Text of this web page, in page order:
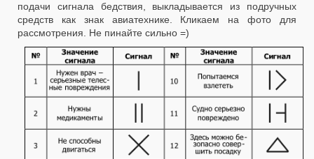
подачи сигнала бедствия, выкладывается из подручных
средств как знак авиатехнике. Кликаем на фото для
рассмотрения. Не пинайте сильно =)